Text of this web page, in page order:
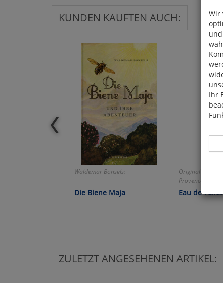
KUNDEN KAUFTEN AUCH:
Waldemar Bonsels:
Die Biene Maja
Original aus
Provence!
Eau de
ZULETZT ANGESEHENEN ARTIKEL:
Wir
Ihr